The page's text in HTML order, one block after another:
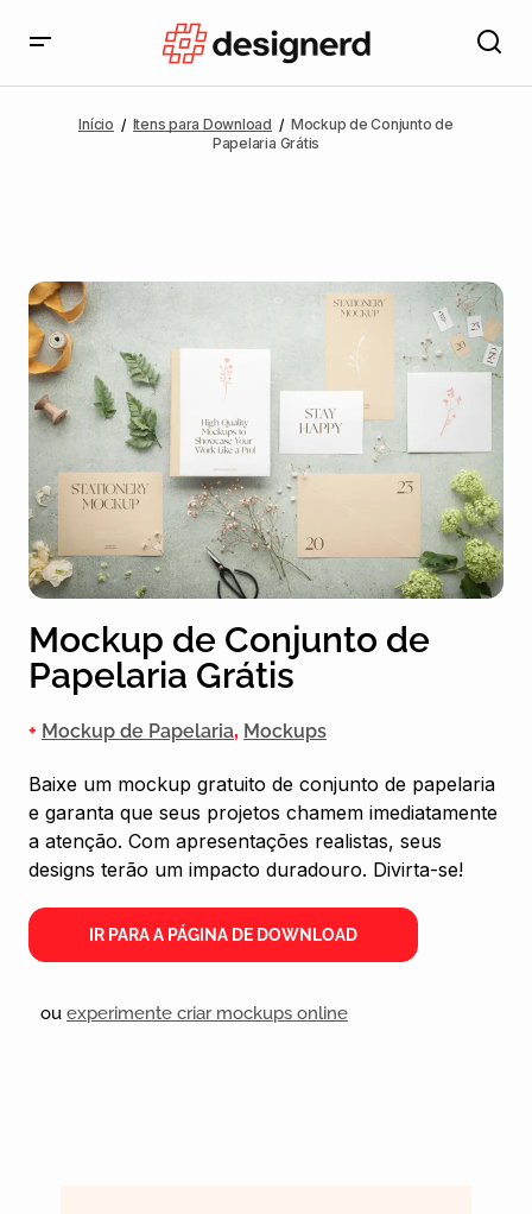
Início Itens para Download
Mockup de Conjunto de
Papelaria Grátis
Mockup de Conjunto de
Papelaria Grátis
+ Mockup de Papelaria, Mockups
Baixe um mockup gratuito de conjunto de papelaria
e garanta que seus projetos chamem imediatamente
a atenção. Com apresentações realistas, seus
designs terão um impacto duradouro. Divirta-se!
IR PARA A PÁGINA DE DOWNLOAD
ou experimente criar mockups online